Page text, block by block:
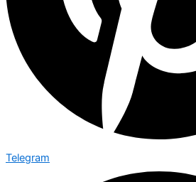
Telegram